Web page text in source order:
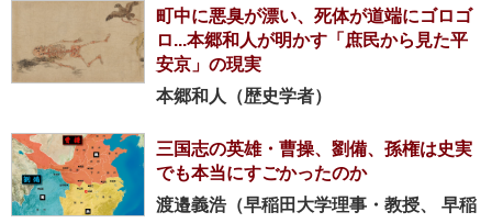
町中に悪臭が漂い、死体が道端にゴロゴ
ロ...本郷和人が明かす「庶民から見た平
安京」の現実
本郷和人（歴史学者）
三国志の英雄・曹操、劉備、孫権は史実
でも本当にすごかったのか
渡邉義浩（早稲田大学理事・教授、 早稲